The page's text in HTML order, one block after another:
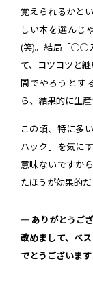
覚えられるかと
しい本を選んじ
(笑)。結局「○○
て、コツコツと
間でやろうとす
ら、結果的に生産
この頃、特に多
ハック」を気に
意味ないですか
たほうが効果的だ
― ありがとうござ
改めまして、ベ
でとうございます